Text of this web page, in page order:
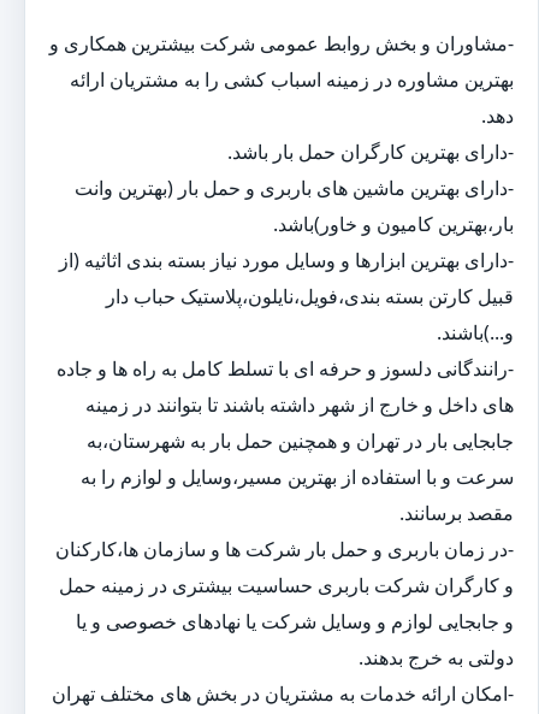
-مشاوران و بخش روابط عمومی شرکت بیشترین همکاری و
بهترین مشاوره در زمینه اسباب کشی را به مشتریان ارائه
دهد.
-دارای بهترین کارگران حمل بار باشد.
-دارای بهترین ماشین های باربری و حمل بار (بهترین وانت
بار،بهترین کامیون و خاور)باشد.
-دارای بهترین ابزارها و وسایل مورد نیاز بسته بندی اثاثیه (از
قبیل کارتن بسته بندی،فویل،نایلون،پلاستیک حباب دار
و...)باشند.
-رانندگانی دلسوز و حرفه ای با تسلط کامل به راه ها و جاده
های داخل و خارج از شهر داشته باشند تا بتوانند در زمینه
جابجایی بار در تهران و همچنین حمل بار به شهرستان،به
سرعت و با استفاده از بهترین مسیر،وسایل و لوازم را به
مقصد برسانند.
-در زمان باربری و حمل بار شرکت ها و سازمان ها،کارکنان
و کارگران شرکت باربری حساسیت بیشتری در زمینه حمل
و جابجایی لوازم و وسایل شرکت یا نهادهای خصوصی و یا
دولتی به خرج بدهند.
-امکان ارائه خدمات به مشتریان در بخش های مختلف تهران